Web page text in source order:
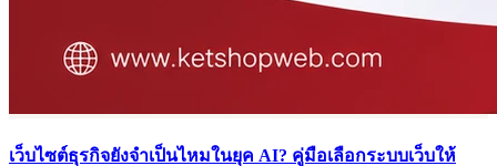
เว็บไซต์ธุรกิจยังจำเป็นไหมในยุค AI? คู่มือเลือกระบบเว็บให้